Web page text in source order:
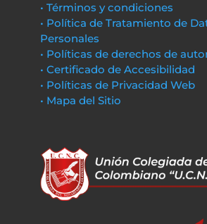
• Términos y condiciones
• Política de Tratamiento de
Personales
• Políticas de derechos de
• Certificado de Accesibilidad
• Políticas de Privacidad Web
• Mapa del Sitio